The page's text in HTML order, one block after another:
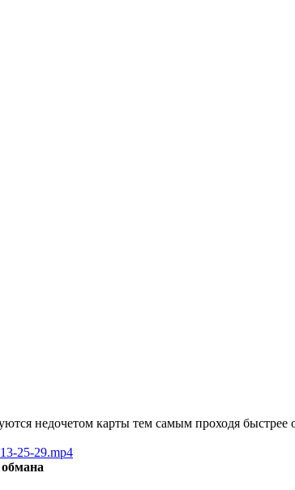
недочетом карты тем самым проходя быстрее
25-29.mp4